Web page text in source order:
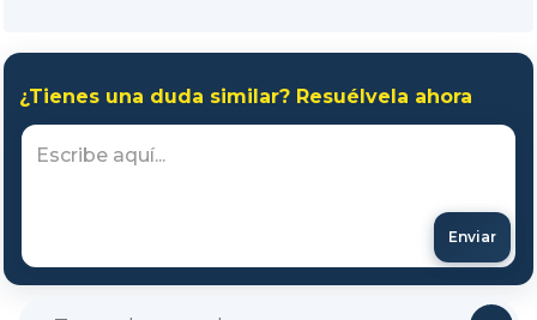
¿Tienes una duda similar? Resuélvela ahora
Enviar